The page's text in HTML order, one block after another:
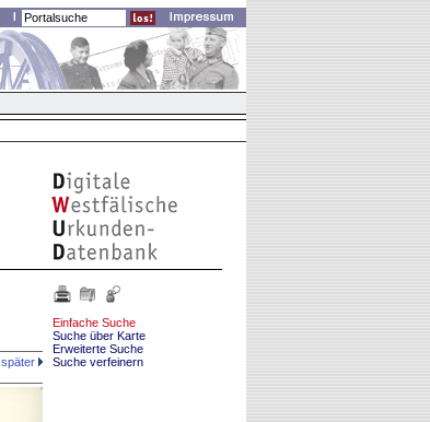
später
Einfache Suche
Suche über Karte
Erweiterte Suche
Suche verfeinern